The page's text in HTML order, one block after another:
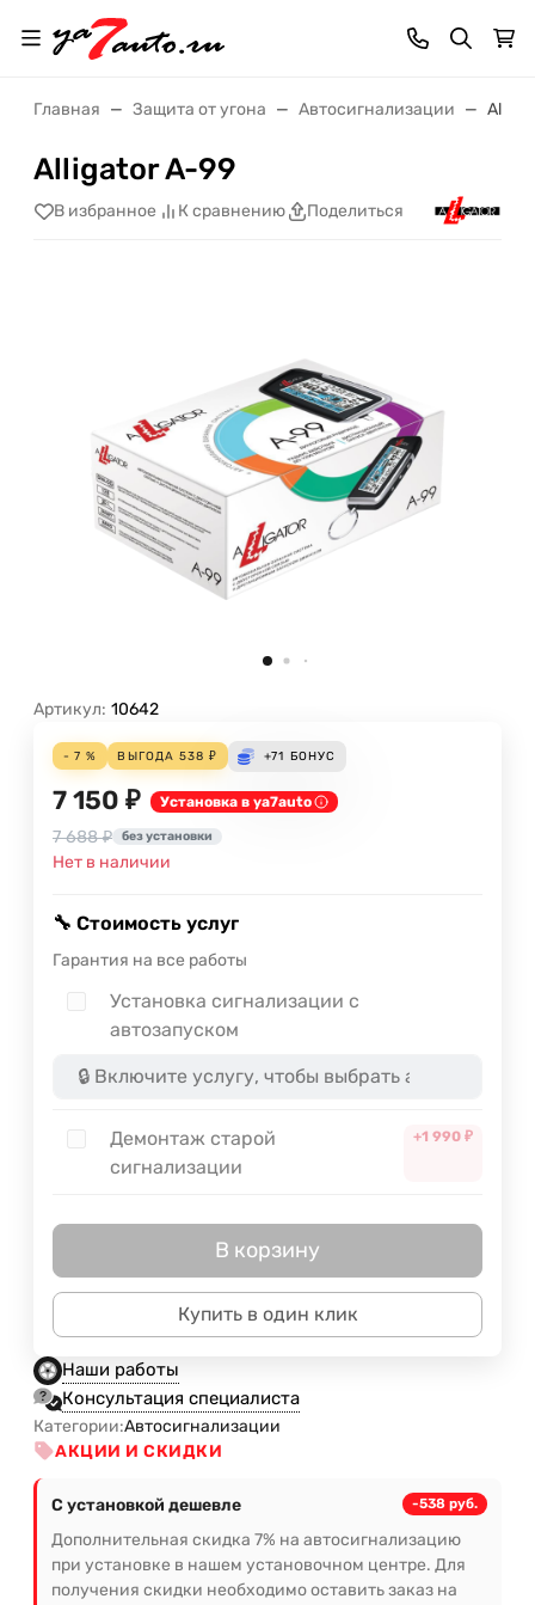
Главная Защита от угона Автосигнализации
Alligator A-99
В избранное К сравнению Поделиться
Артикул: 10642
- 7 % ВЫГОДА 538 ₽ +71 БОНУС
7 150 ₽ Установка в ya7auto
7 688 ₽ без установки
Нет в наличии
🔧 Стоимость услуг
Гарантия на все работы
Установка сигнализации с
автозапуском
Демонтаж старой
сигнализации
+1 990₽
В корзину
Купить в один клик
Наши работы
Консультация специалиста
Категории:Автосигнализации
АКЦИИ И СКИДКИ
С установкой дешевле -538 руб.
Дополнительная скидка 7% на автосигнализацию
при установке в нашем установочном центре. Для
получения скидки необходимо оставить заказ на